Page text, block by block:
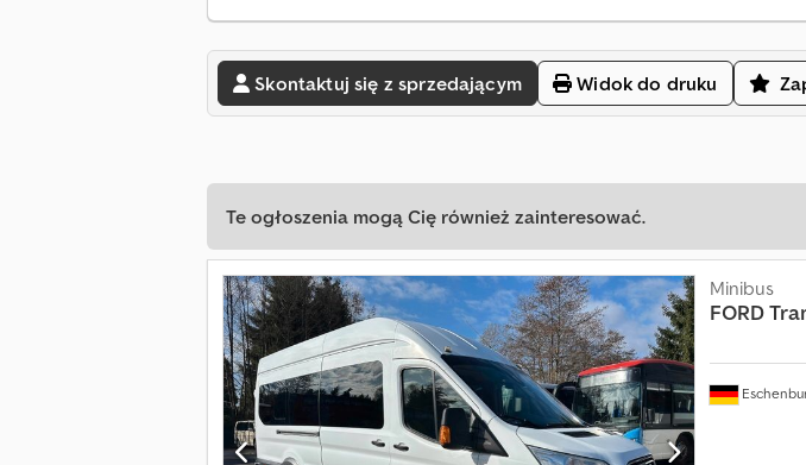
Skontaktuj się z sprzedającym Widok do druku
Te ogłoszenia mogą Cię również zainteresować.
Minibus
FORD